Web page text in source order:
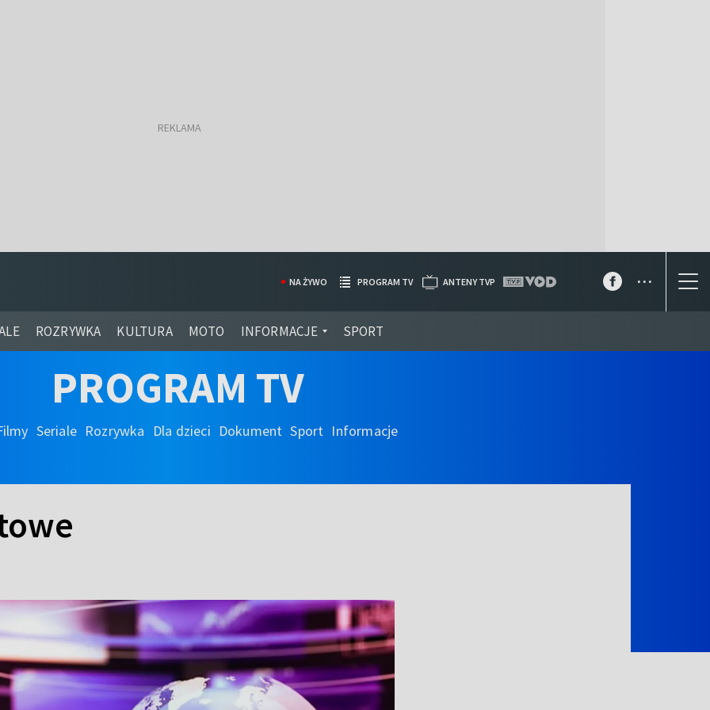
ROZRYWKA KULTURA MOTO INFORMACJE SPORT
NA ŻYWO PROGRAM TV ANTENY TVP ...
PROGRAM TV
Seriale Rozrywka Dla dzieci Dokument Sport Informacje